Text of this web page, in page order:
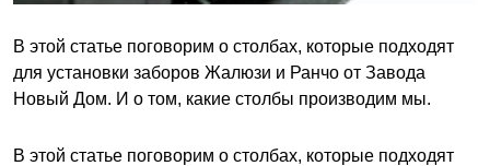
В этой статье поговорим о столбах, которые подходят
для установки заборов Жалюзи и Ранчо от Завода
Новый Дом. И о том, какие столбы производим мы.
В этой статье поговорим о столбах, которые подходят